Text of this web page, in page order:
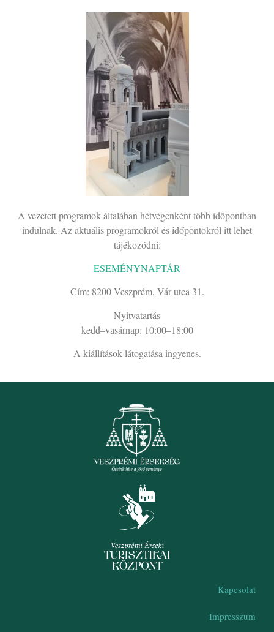
A vezetett programok általában hétvégenként több időpontban
indulnak. Az aktuális programokról és időpontokról itt lehet
tájékozódni:
ESEMÉNYNAPTÁR
Cím: 8200 Veszprém, Vár utca 31.
Nyitvatartás
kedd–vasárnap: 10:00–18:00
A kiállítások látogatása ingyenes.
Kapcsolat
Impresszum